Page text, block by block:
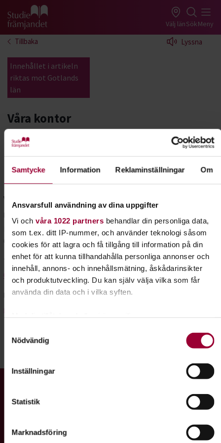
Samtycke Information Reklaminställningar Om
Ansvarsfull användning av dina uppgifter
Vi och våra 1022 partnersbehandlar din personliga data,
som t.ex. ditt IP-nummer, och använder teknologi såsom
cookies för att lagra och få tillgång till information på din
enhet för att kunna tillhandahålla personliga annonser och
innehåll, annons- och innehållsmätning, åskådarinsikter
och produktutveckling. Du kan själv välja vilka som får
använda din data och i vilka syften.
kan ha en noggrannhet på upp till flera meter
Ta reda på mer om hur dina personliga uppgifter behandlas
ändra eller dra tillbaka ditt samtycke när som helst från
För att du ska få en så bra upplevelse som möjligt
Nödvändig
Inställningar
Statistik
Marknadsföring
Gå till studiefrämjandets startsida Välj länSökMeny
Tillbaka Lyssna
Innehållet i artikeln
riktas mot Gotlands
län
Våra kontor
Här hittar du våra verksamhetslokaler i Gotlands
län. Se adresser och kontaktuppgifter så att du
enkelt kan komma i kontakt med oss eller
besöka oss.
Visby
Besöksadress
Mejerigatan 1
621 45 Visby
Telefon
076-828 02 80
E-post
gotland@studieframjandet.se
Vi är ett av Sveriges största studieförbund med ett brett
utbud av studiecirklar, utbildningar, kulturarrangemang och